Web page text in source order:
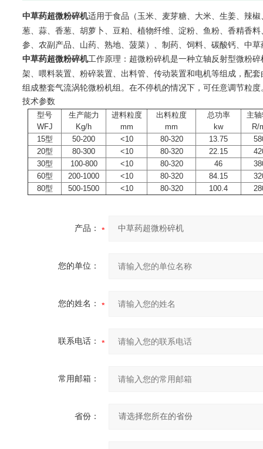
中草药超微粉碎机适用于食品（玉米、麦芽糖、大米、生姜、辣
葱、蒜、香葱、胡萝卜、豆粕、植物纤维、淀粉、鱼粉、香精香
参、农副产品、山药、熟地、菠菜）、制药、饲料、碳酸钙、中
中草药超微粉碎机工作原理：超微粉碎机是一种立轴反射型微粉
架、喂料装置、粉碎装置、出料管、传动装置和电机等组成，配
组成整套气流涡轮微粉机组。在不停机的情况下，可任意调节粒
技术参数
型号
WFJ
生产能力
Kg/h
进料粒度
mm
出料粒度
mm
总功率
kw
主
R/
15型
50-200 <10 80-320 13.75
20型
80-300 <10 80-320 22.15
30型
100-800 <10 80-320 46
60型
200-1000 <10 80-320 84.15
80型
500-1500 <10 80-320 100.4
产品：
您的单位：
您的姓名：
联系电话：
常用邮箱：
省份：